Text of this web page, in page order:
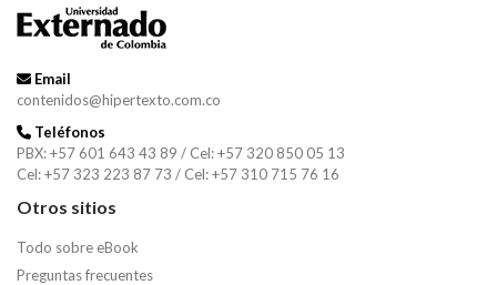
Email
contenidos@hipertexto.com.co
Teléfonos
PBX: +57 601 643 43 89 / Cel: +57 320 850 05 13
Cel: +57 323 223 87 73 / Cel: +57 310 715 76 16
Otros sitios
Todo sobre eBook
Preguntas frecuentes